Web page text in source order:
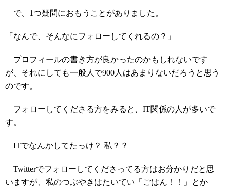
で、1つ疑問におもうことがありました。
「なんで、そんなにフォローしてくれるの？」
プロフィールの書き方が良かったのかもしれないです
が、それにしても一般人で900人はあまりないだろうと思う
のです。
フォローしてくださる方をみると、IT関係の人が多いで
す。
ITでなんかしてたっけ？ 私？？
Twitterでフォローしてくださってる方はお分かりだと思
いますが、私のつぶやきはたいてい「ごはん！！」とか